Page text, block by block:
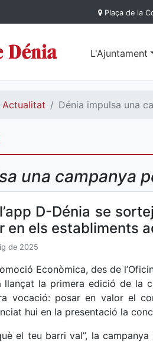
Plaça de la
L'Ajuntament
Dénia impulsa una
una campanya
D-Dénia se
en els establiments
de 2025
Econòmica, des de
llançat la primera edició de la
vocació: posar en valor el
hui en la presentació la
el teu barri val”, la